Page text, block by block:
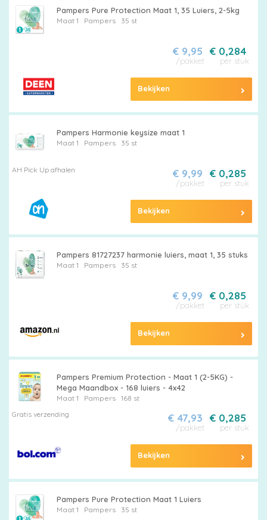
Pampers Pure Protection Maat 1, 35 Luiers, 2-5kg
Maat 1 Pampers 35 st
€ 0,284
per stuk
€ 9,95
/pakket
Bekijken
Pampers Harmonie keysize maat 1
Maat 1 Pampers 35 st
AH Pick Up afhalen € 0,285
per stuk
€ 9,99
/pakket
Bekijken
Pampers 81727237 harmonie luiers, maat 1, 35 stuks
Maat 1 Pampers 35 st
€ 0,285
per stuk
€ 9,99
/pakket
Bekijken
Pampers Premium Protection - Maat 1 (2-5KG) -
Mega Maandbox - 168 luiers - 4x42
Maat 1 Pampers
168 st
Gratis verzending
€ 0,285
per stuk
€ 47,93
/pakket
Bekijken
Pampers Pure Protection Maat 1 Luiers
Maat 1 Pampers 35 st